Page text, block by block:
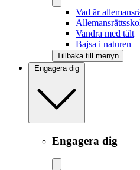
Vad är
Vandra med tält
Bajsa i naturen
Tillbaka till menyn
Engagera dig
Engagera dig